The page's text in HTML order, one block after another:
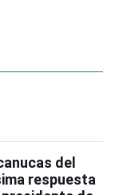
del
respuesta